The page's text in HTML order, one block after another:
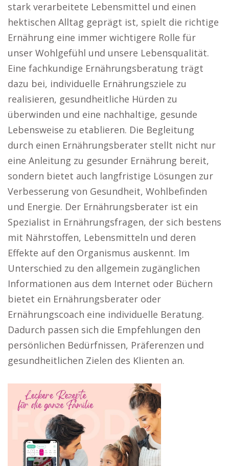
stark verarbeitete Lebensmittel und einen
hektischen Alltag geprägt ist, spielt die richtige
Ernährung eine immer wichtigere Rolle für
unser Wohlgefühl und unsere Lebensqualität.
Eine fachkundige Ernährungsberatung trägt
dazu bei, individuelle Ernährungsziele zu
realisieren, gesundheitliche Hürden zu
überwinden und eine nachhaltige, gesunde
Lebensweise zu etablieren. Die Begleitung
durch einen Ernährungsberater stellt nicht nur
eine Anleitung zu gesunder Ernährung bereit,
sondern bietet auch langfristige Lösungen zur
Verbesserung von Gesundheit, Wohlbefinden
und Energie. Der Ernährungsberater ist ein
Spezialist in Ernährungsfragen, der sich bestens
mit Nährstoffen, Lebensmitteln und deren
Effekte auf den Organismus auskennt. Im
Unterschied zu den allgemein zugänglichen
Informationen aus dem Internet oder Büchern
bietet ein Ernährungsberater oder
Ernährungscoach eine individuelle Beratung.
Dadurch passen sich die Empfehlungen den
persönlichen Bedürfnissen, Präferenzen und
gesundheitlichen Zielen des Klienten an.